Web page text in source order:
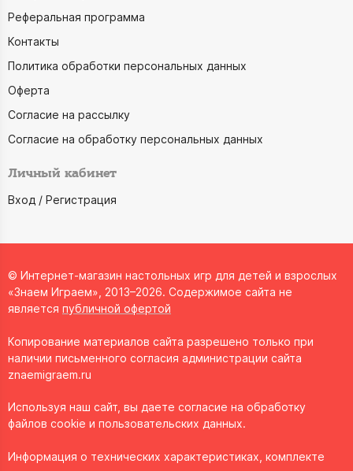
Реферальная программа
Контакты
Политика обработки персональных данных
Оферта
Согласие на рассылку
Согласие на обработку персональных данных
Личный кабинет
Вход / Регистрация
© Интернет-магазин настольных игр для детей и взрослых
«Знаем Играем», 2013–2026. Содержимое сайта не
является публичной офертой
Копирование материалов сайта разрешено только при
наличии письменного согласия администрации сайта
znaemigraem.ru
Используя наш сайт, вы даете согласие на обработку
файлов cookie и пользовательских данных.
Информация о технических характеристиках, комплекте